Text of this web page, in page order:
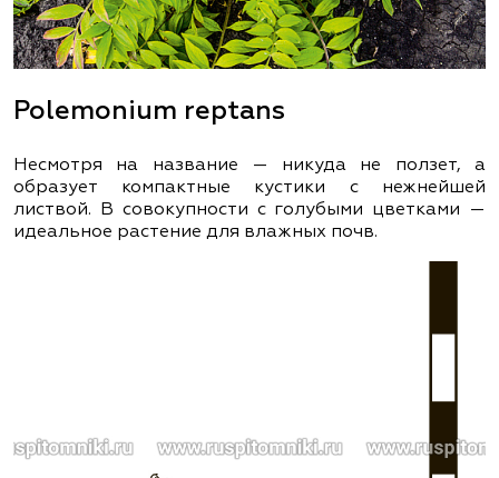
Polemonium reptans
Несмотря на название — никуда не ползет, а
образует компактные кустики с нежнейшей
листвой. В совокупности с голубыми цветками —
идеальное растение для влажных почв.